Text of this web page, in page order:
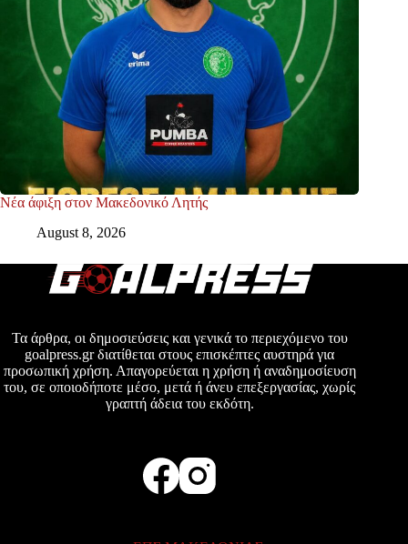
Νέα άφιξη στον Μακεδονικό Λητής
August 8, 2026
Τα άρθρα, οι δημοσιεύσεις και γενικά το περιεχόμενο του
goalpress.gr διατίθεται στους επισκέπτες αυστηρά για
προσωπική χρήση. Απαγορεύεται η χρήση ή αναδημοσίευση
του, σε οποιοδήποτε μέσο, μετά ή άνευ επεξεργασίας, χωρίς
γραπτή άδεια του εκδότη.